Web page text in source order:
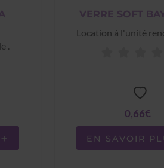
.
VERRE SOFT
Location à l'unité
0,66€
EN SAVOIR